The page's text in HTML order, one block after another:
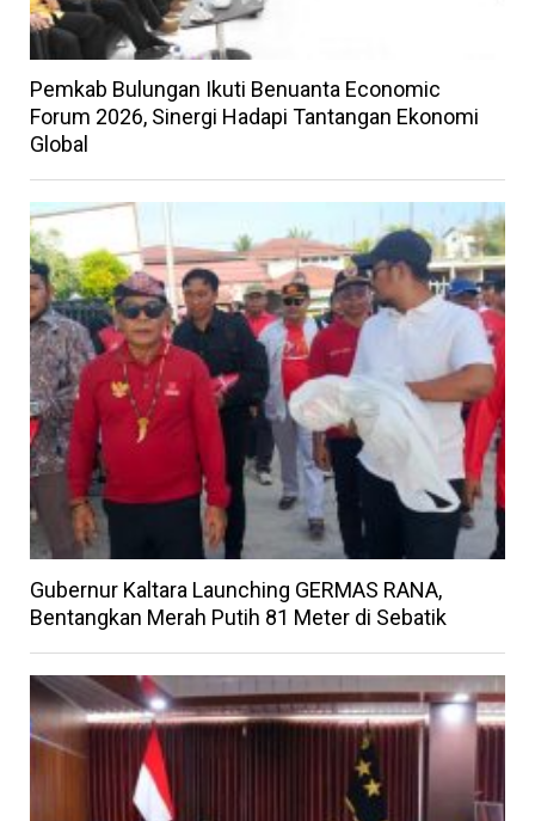
Pemkab Bulungan Ikuti Benuanta Economic
Forum 2026, Sinergi Hadapi Tantangan Ekonomi
Global
Gubernur Kaltara Launching GERMAS RANA,
Bentangkan Merah Putih 81 Meter di Sebatik